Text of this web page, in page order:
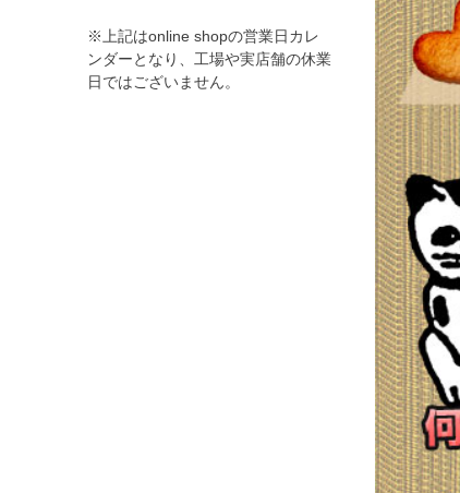
※上記はonline shopの営業日カレ
ンダーとなり、工場や実店舗の休業
日ではございません。